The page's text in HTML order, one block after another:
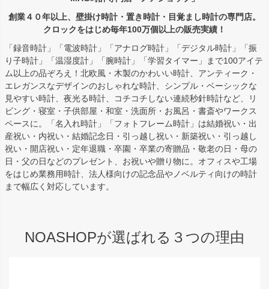
創業４０年以上、壁掛け時計・置き時計・目覚まし時計の専門店。
クロックをはじめ毎年100万個以上の販売実績！
「録音時計」「電波時計」「アナログ時計」「デジタル時計」「振
り子時計」「温湿度計」「腕時計」「学習タイマー」まで100アイテ
ム以上の品ぞろえ！北欧風・木製のかわいい時計、アンティーク・
エレガンスなデザインのおしゃれな時計、シンプル・ベーシックな
見やすい時計、夜光る時計、コチコチしない連続秒針時計など、リ
ビング・寝室・子供部屋・和室・洗面所・お風呂・書斎やワークス
ペースに。「名入れ時計」「フォトフレーム時計」は結婚祝い・出
産祝い・内祝い・結婚記念日・引っ越し祝い・新築祝い・引っ越し
祝い・開店祝い・定年退職・卒園・卒業の寄贈品・敬老の日・母の
日・父の日などのプレゼント、お祝いや贈り物に。オフィスや工場
をはじめ業務用時計、法人様向けの記念品やノベルティ向けの時計
まで幅広く対応しています。
NOASHOPが選ばれる３つの理由